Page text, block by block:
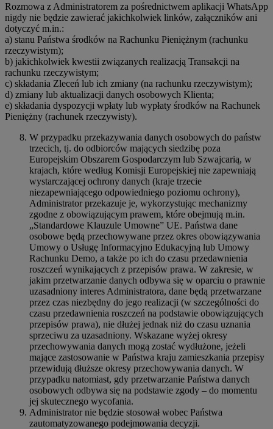
Rozmowa z Administratorem za pośrednictwem aplikacji WhatsApp
nigdy nie będzie zawierać jakichkolwiek linków, załączników ani
dotyczyć m.in.:
a) stanu Państwa środków na Rachunku Pieniężnym (rachunku
rzeczywistym);
b) jakichkolwiek kwestii związanych realizacją Transakcji na
rachunku rzeczywistym;
c) składania Zleceń lub ich zmiany (na rachunku rzeczywistym);
d) zmiany lub aktualizacji danych osobowych Klienta;
e) składania dyspozycji wpłaty lub wypłaty środków na Rachunek
Pieniężny (rachunek rzeczywisty).
W przypadku przekazywania danych osobowych do państw
trzecich, tj. do odbiorców mających siedzibę poza
Europejskim Obszarem Gospodarczym lub Szwajcarią, w
krajach, które według Komisji Europejskiej nie zapewniają
wystarczającej ochrony danych (kraje trzecie
niezapewniającego odpowiedniego poziomu ochrony),
Administrator przekazuje je, wykorzystując mechanizmy
zgodne z obowiązującym prawem, które obejmują m.in.
„Standardowe Klauzule Umowne” UE. Państwa dane
osobowe będą przechowywane przez okres obowiązywania
Umowy o Usługę Informacyjno Edukacyjną lub Umowy
Rachunku Demo, a także po ich do czasu przedawnienia
roszczeń wynikających z przepisów prawa. W zakresie, w
jakim przetwarzanie danych odbywa się w oparciu o prawnie
uzasadniony interes Administratora, dane będą przetwarzane
przez czas niezbędny do jego realizacji (w szczególności do
czasu przedawnienia roszczeń na podstawie obowiązujących
przepisów prawa), nie dłużej jednak niż do czasu uznania
sprzeciwu za uzasadniony. Wskazane wyżej okresy
przechowywania danych mogą zostać wydłużone, jeżeli
mające zastosowanie w Państwa kraju zamieszkania przepisy
przewidują dłuższe okresy przechowywania danych. W
przypadku natomiast, gdy przetwarzanie Państwa danych
osobowych odbywa się na podstawie zgody – do momentu
jej skutecznego wycofania.
Administrator nie będzie stosował wobec Państwa
zautomatyzowanego podejmowania decyzji.